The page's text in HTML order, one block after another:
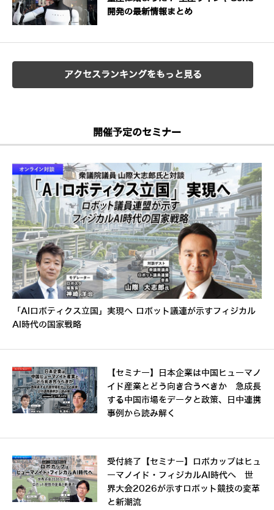
開発の最新情報まとめ
アクセスランキングをもっと見る
開催予定のセミナー
「AIロボティクス立国」実現へ ロボット議連が示すフィジカル
AI時代の国家戦略
【セミナー】日本企業は中国ヒューマノ
イド産業とどう向き合うべきか 急成長
する中国市場をデータと政策、日中連携
事例から読み解く
受付終了【セミナー】ロボカップはヒュ
ーマノイド・フィジカルAI時代へ 世
界大会2026が示すロボット競技の変革
と新潮流